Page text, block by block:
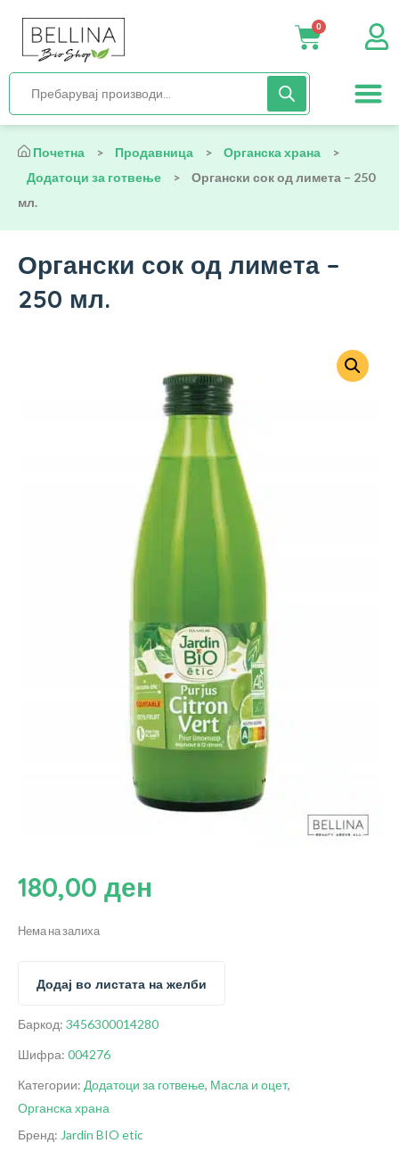
0
Почетна > Продавница > Органска храна
>
Додатоци за готвење
>
Органски сок од лимета – 250
мл.
Органски сок од лимета –
250 мл.
180,00 ден
Нема на залиха
Додај во листата на желби
Баркод: 3456300014280
Шифра: 004276
Категории: Додатоци за готвење, Масла и оцет,
Органска храна
Бренд: Jardin BIO etic